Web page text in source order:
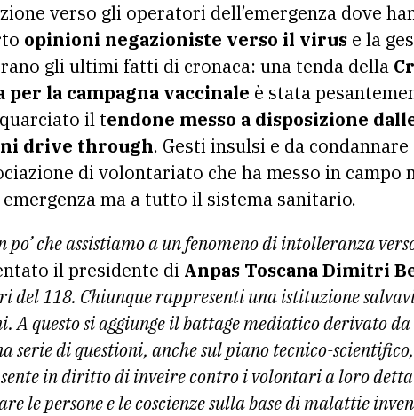
verso gli operatori dell’emergenza dove
opinioni negazioniste verso il virus e la
gli ultimi fatti di cronaca: una tenda della
per la campagna vaccinale è stata
il tendone messo a disposizione
drive through. Gesti insulsi e da
di volontariato che ha messo in
ma a tutto il sistema sanitario.
po’ che assistiamo a un fenomeno di intolleranza
il presidente di Anpas Toscana Dimitri
del 118. Chiunque rappresenti una istituzione
A questo si aggiunge il battage mediatico derivato
serie di questioni, anche sul piano tecnico-
sente in diritto di inveire contro i volontari a loro
le persone e le coscienze sulla base di malattie